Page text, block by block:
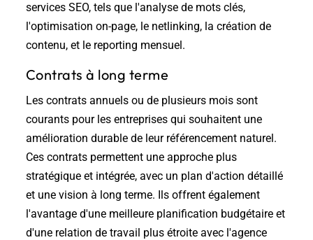
services SEO, tels que l'analyse de mots clés,
l'optimisation on-page, le netlinking, la création de
contenu, et le reporting mensuel.
Contrats à long terme
Les contrats annuels ou de plusieurs mois sont
courants pour les entreprises qui souhaitent une
amélioration durable de leur référencement naturel.
Ces contrats permettent une approche plus
stratégique et intégrée, avec un plan d'action détaillé
et une vision à long terme. Ils offrent également
l'avantage d'une meilleure planification budgétaire et
d'une relation de travail plus étroite avec l'agence